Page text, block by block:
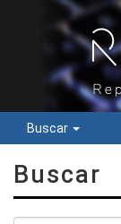
Buscar
Buscar